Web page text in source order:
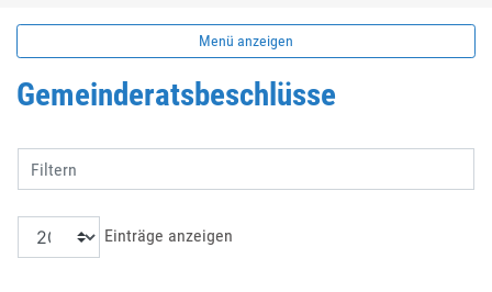
Menü anzeigen
Gemeinderatsbeschlüsse
Filtern
Einträge anzeigen